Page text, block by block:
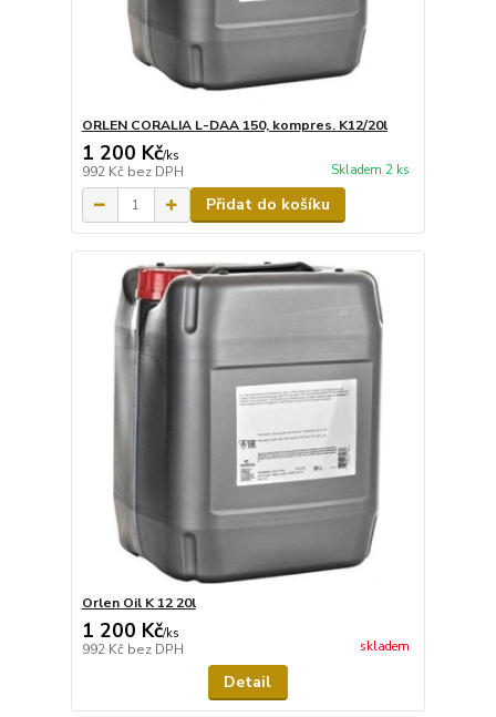
ORLEN CORALIA L-DAA 150, kompres. K12/20l
1 200 Kč/ks
992 Kč bez DPH Skladem 2 ks
Přidat do košíku
Orlen Oil K 12 20l
1 200 Kč/ks
992 Kč bez DPH skladem
Detail